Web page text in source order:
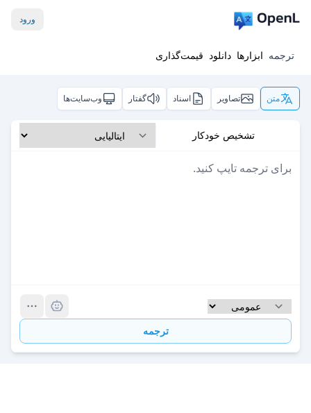
ورود
ترجمه ابزارها دانلود قیمت‌گذاری
متن تصاویر اسناد گفتار وب‌سایت‌ها
تشخیص خودکار
ترجمه